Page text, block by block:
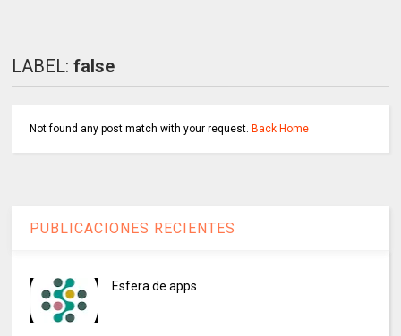
LABEL:false
Not found any post match with your request. Back Home
PUBLICACIONES RECIENTES
Esfera de apps